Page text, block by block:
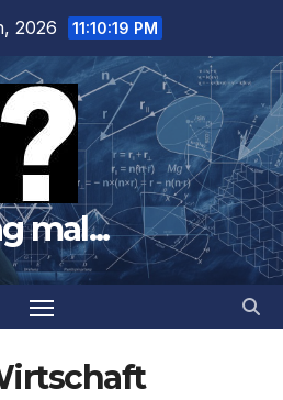
2026 11:10:21 PM
mal...